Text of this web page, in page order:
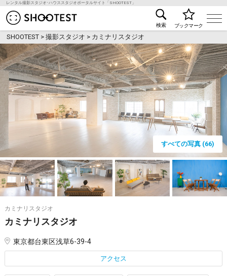
レンタル撮影スタジオ･ハウススタジオポータルサイト「SHOOTEST」
レンタル撮影スタジオ･ハウススタジオ検索の
検索 ブックマーク
SHOOTEST >撮影スタジオ > カミナリスタジオ
すべての写真 (66)
カミナリスタジオ
カミナリスタジオ
東京都台東区浅草6-39-4
アクセス